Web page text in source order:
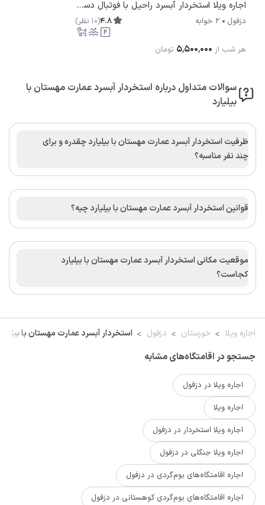
اجاره ویلا استخردار آبسرد راحیل با فوتبال دستی دزفول
دزفول 2 خوابه 4.8
(
10 نظر)
هر شب از ۵٬۵۰۰٬۰۰۰ تومان
سوالات متداول درباره استخردار آبسرد عمارت مهستان با
بیلیارد
ظرفیت استخردار آبسرد عمارت مهستان با بیلیارد چقدره و برای
چند نفر مناسبه؟
قوانین استخردار آبسرد عمارت مهستان با بیلیارد چیه؟
موقعیت مکانی استخردار آبسرد عمارت مهستان با بیلیارد
کجاست؟
اجاره ویلا خوزستان دزفول استخردار آبسرد عمارت مهستان با
جستجو در اقامتگاه‌های مشابه
اجاره ویلا در دزفول
اجاره ویلا
اجاره ویلا استخردار در دزفول
اجاره ویلا جنگلی در دزفول
اجاره اقامتگاه‌های بوم‌گردی در دزفول
اجاره اقامتگاه‌های بوم‌گردی کوهستانی در دزفول